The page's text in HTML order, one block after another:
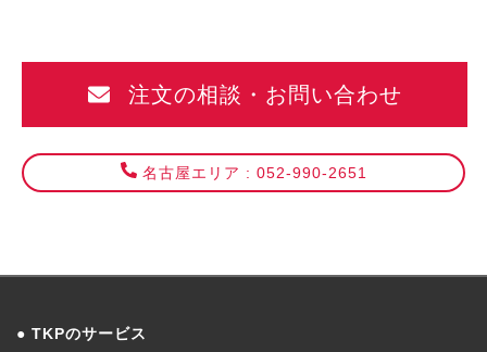
注文の相談・お問い合わせ
名古屋エリア : 052-990-2651
TKPのサービス